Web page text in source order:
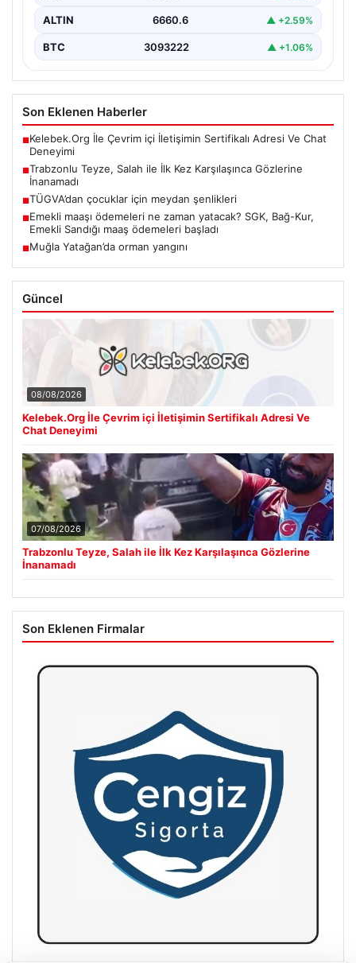
ALTIN 6660.6 ▲ +2.59%
BTC 3093222 ▲ +1.06%
Son Eklenen Haberler
■Kelebek.Org İle Çevrim içi İletişimin Sertifikalı Adresi Ve Chat
Deneyimi
■Trabzonlu Teyze, Salah ile İlk Kez Karşılaşınca Gözlerine
İnanamadı
■TÜGVA’dan çocuklar için meydan şenlikleri
■Emekli maaşı ödemeleri ne zaman yatacak? SGK, Bağ-Kur,
Emekli Sandığı maaş ödemeleri başladı
■Muğla Yatağan’da orman yangını
Güncel
08/08/2026
Kelebek.Org İle Çevrim içi İletişimin Sertifikalı Adresi Ve
Chat Deneyimi
07/08/2026
Trabzonlu Teyze, Salah ile İlk Kez Karşılaşınca Gözlerine
İnanamadı
Son Eklenen Firmalar